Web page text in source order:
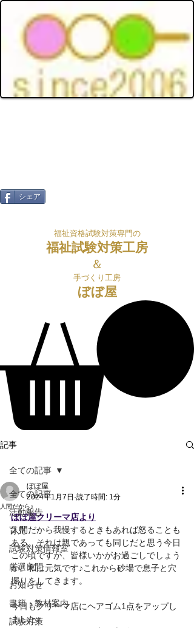
シェア
福祉資格試験対策専門の
福祉試験対策工房
＆
手づくり工房
ぼぼ屋
記事
全ての記事
活動報告
育児
試験対策情報室
厳選良問
お知らせ
書籍・教材案内
試験対策
全ての記事
人間だから♪
ぼぼ屋
2024年1月7日 読了時間: 1分
ぼぼ屋クリーマ店より
人間だから我慢するときもあれば怒ることも
ある。それは親であっても同じだと思う今日
この頃ですが、皆様いかがお過ごしでしょう
か。私は元気です♪これから砂場で息子と穴
掘りをしてきます。
今日もクリーマ店にヘアゴム1点をアップし
ました♪